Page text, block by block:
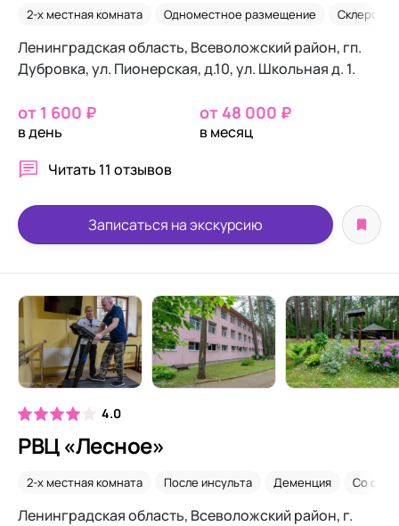
2-х местная комната Одноместное размещение Склероз
Ленинградская область, Всеволожский район, гп.
Дубровка, ул. Пионерская, д.10, ул. Школьная д. 1.
от 1 600 ₽
в день
от 48 000 ₽
в месяц
Читать 11 отзывов
Записаться на экскурсию
4.0
РВЦ «Лесное»
2-х местная комната После инсульта Деменция Со
Ленинградская область, Всеволожский район, г.